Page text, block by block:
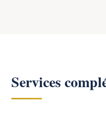
Services